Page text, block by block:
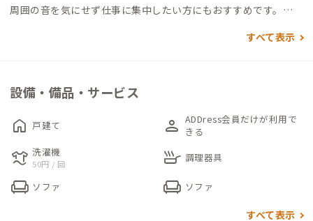
周囲の音を気にせず仕事に集中したい方にもおすすめです。
個室には、セミダブルサイズとシングルサイズのマットレスが
るそうです。個室専用電子レンジと冷蔵庫があるのもうれしいポ
机は雀卓を利用したものですが、雀卓としての利用も可能との
こと（有料になりますので、家守へご確認ください）。
リビングやダイニングは独立した造り。思い思いの場所でお寛
すべて表示
設備・備品・サービス
home 戸建て person ADDress会員だけが利用で
きる
laundry 洗濯機
50円 / 回 skillet 調理器具
chair ソファ chair ソファ
すべて表示